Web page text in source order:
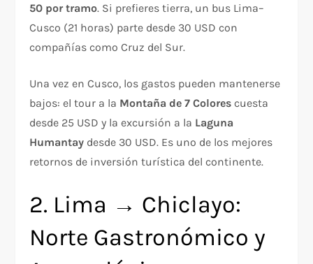
50 por tramo. Si prefieres tierra, un bus Lima–
Cusco (21 horas) parte desde 30 USD con
compañías como Cruz del Sur.
Una vez en Cusco, los gastos pueden mantenerse
bajos: el tour a la Montaña de 7 Colores cuesta
desde 25 USD y la excursión a la Laguna
Humantay desde 30 USD. Es uno de los mejores
retornos de inversión turística del continente.
2. Lima → Chiclayo:
Norte Gastronómico y